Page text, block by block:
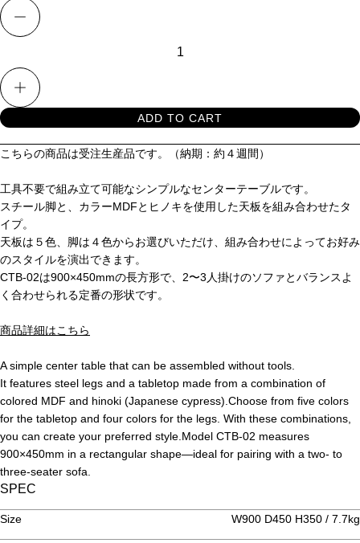
数量を減らす
数量を増やす
ADD TO CART
こちらの商品は受注生産品です。（納期：約４週間）
工具不要で組み立て可能なシンプルなセンターテーブルです。
スチール脚と、カラーMDFとヒノキを使用した天板を組み合わせたタ
イプ。
天板は５色、脚は４色からお選びいただけ、組み合わせによってお好み
のスタイルを演出できます。
CTB-02は900×450mmの長方形で、2〜3人掛けのソファとバランスよ
く合わせられる定番の形状です。
商品詳細はこちら
A simple center table that can be assembled without tools.
It features steel legs and a tabletop made from a combination of
colored MDF and hinoki (Japanese cypress).Choose from five colors
for the tabletop and four colors for the legs. With these combinations,
you can create your preferred style.Model CTB-02 measures
900×450mm in a rectangular shape—ideal for pairing with a two- to
three-seater sofa.
SPEC
Size W900 D450 H350 / 7.7kg